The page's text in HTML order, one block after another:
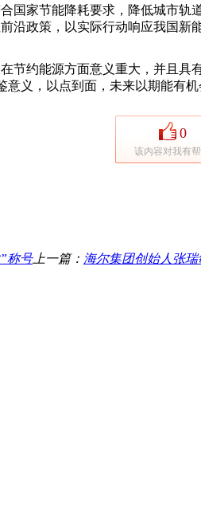
家节能降耗要求，降低城市轨
沿政策，以实际行动响应我国新
约能源方面意义重大，并且具
义，以点到面，未来以期能有
0
该内容对我有
称号上一篇： 海尔集团创始人张